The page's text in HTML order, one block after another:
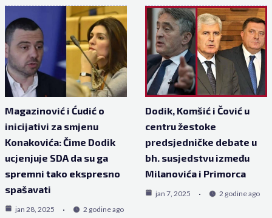
Magazinović i Ćudić o
inicijativi za smjenu
Konakovića: Čime Dodik
ucjenjuje SDA da su ga
spremni tako ekspresno
spašavati
jan 28, 2025 2 godine ago
Dodik, Komšić i Čović u
centru žestoke
predsjedničke debate u
bh. susjedstvu između
Milanovića i Primorca
jan 7, 2025 2 godine ago